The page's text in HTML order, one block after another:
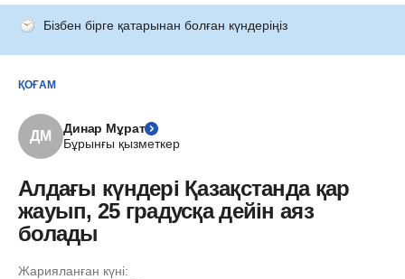
Бізбен бірге қатарынан болған күндеріңіз
ҚОҒАМ
ДМ
Динар Мұрат
Бұрынғы қызметкер
Алдағы күндері Қазақстанда қар
жауып, 25 градусқа дейін аяз
болады
Жарияланған күні: